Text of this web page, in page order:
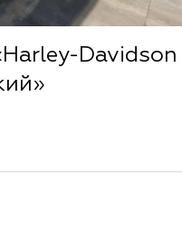
Davidson